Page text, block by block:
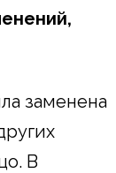
заменена
В